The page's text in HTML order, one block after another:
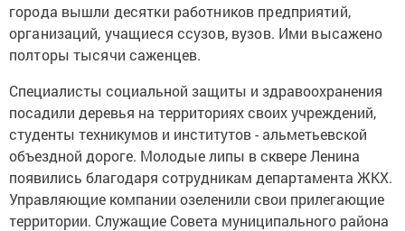
города вышли десятки работников предприятий,
организаций, учащиеся ссузов, вузов. Ими высажено
полторы тысячи саженцев.
Специалисты социальной защиты и здравоохранения
посадили деревья на территорияхсвоих учреждений,
студенты техникумов и институтов - альметьевской
объездной дороге. Молодые липы в сквере Ленина
появились благодаря сотрудникам департамента ЖКХ.
Управляющие компании озеленили свои прилегающие
территории. Служащие Совета муниципального района